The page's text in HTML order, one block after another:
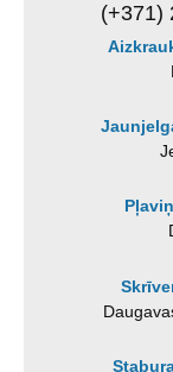
(+371)